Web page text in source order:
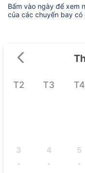
Bấm vào ngày để xem
của các chuyến bay có
T2 T3 T4
3
-
4
-
5
-